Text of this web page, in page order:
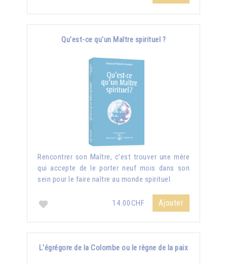
Qu'est-ce qu'un Maître spirituel ?
Rencontrer son Maître, c’est trouver une mère
qui accepte de le porter neuf mois dans son
sein pour le faire naître au monde spirituel.
14.00CHF Ajouter
L'égrégore de la Colombe ou le règne de la paix